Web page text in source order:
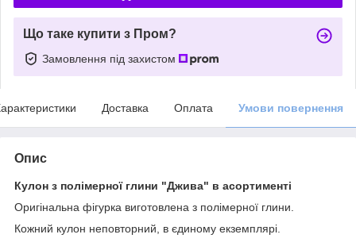
Що таке купити з Пром?
Замовлення під захистом
Доставка Оплата Умови повернення
Опис
Кулон з полімерної глини "Джива" в асортименті
Оригінальна фігурка виготовлена з полімерної глини.
Кожний кулон неповторний, в єдиному екземплярі.